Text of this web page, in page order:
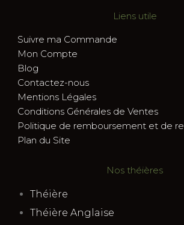
Liens utile
Suivre ma Commande
Mon Compte
Blog
Contactez-nous
Mentions Légales
Conditions Générales de Ventes
Politique de remboursement et de
Plan du Site
Nos théières
Théière
Théière Anglaise